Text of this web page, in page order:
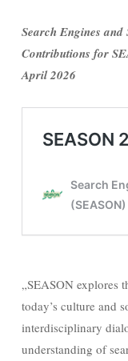
Search Engines
Contributions for
April 2026
„SEASON explores
today’s culture and
interdisciplinary
understanding of